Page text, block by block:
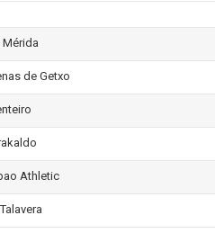
Mérida
de Getxo
Athletic